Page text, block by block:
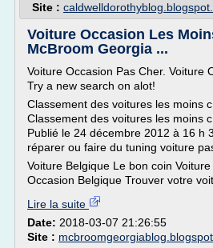
Site :
Voiture Occasion Les
McBroom Georgia ...
Voiture Occasion Pas Cher. Voiture
Try a new search on alot!
Classement des voitures les moins
Classement des voitures les moins
Publié le 24 décembre 2012 à 16 h
réparer ou faire du tuning voiture
Voiture Belgique Le bon coin
Occasion Belgique Trouver votre
Lire la suite
Date: 2018-03-07 21:26:55
Site :